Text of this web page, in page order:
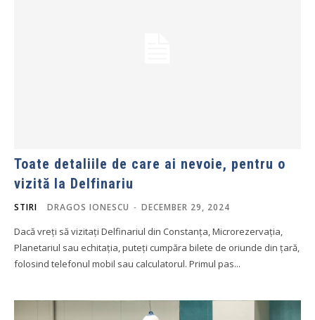
Toate detaliile de care ai nevoie, pentru o
vizită la Delfinariu
STIRI DRAGOS IONESCU - DECEMBER 29, 2024
Dacă vreți să vizitați Delfinariul din Constanța, Microrezervația,
Planetariul sau echitația, puteți cumpăra bilete de oriunde din țară,
folosind telefonul mobil sau calculatorul. Primul pas...